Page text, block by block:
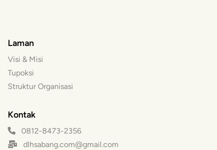
Laman
Visi & Misi
Tupoksi
Struktur Organisasi
Kontak
0812-8473-2356
dlhsabang.com@gmail.com